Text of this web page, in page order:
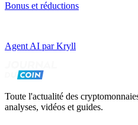
Bonus et réductions
Agent AI par Kryll
Toute l'actualité des
analyses, vidéos et guides.